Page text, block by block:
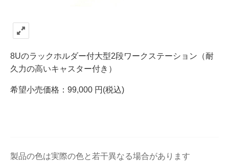
8Uのラックホルダー付大型2段ワークステーション（耐
久力の高いキャスター付き）
希望小売価格：99,000 円(税込)
製品の色は実際の色と若干異なる場合があります